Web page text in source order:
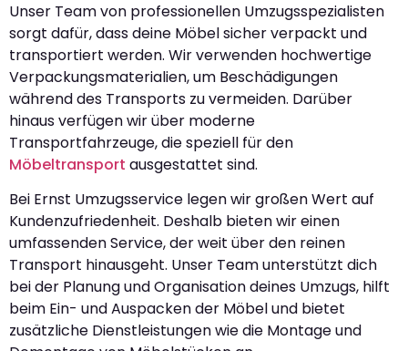
Unser Team von professionellen Umzugsspezialisten
sorgt dafür, dass deine Möbel sicher verpackt und
transportiert werden. Wir verwenden hochwertige
Verpackungsmaterialien, um Beschädigungen
während des Transports zu vermeiden. Darüber
hinaus verfügen wir über moderne
Transportfahrzeuge, die speziell für den
Möbeltransport ausgestattet sind.
Bei Ernst Umzugsservice legen wir großen Wert auf
Kundenzufriedenheit. Deshalb bieten wir einen
umfassenden Service, der weit über den reinen
Transport hinausgeht. Unser Team unterstützt dich
bei der Planung und Organisation deines Umzugs, hilft
beim Ein- und Auspacken der Möbel und bietet
zusätzliche Dienstleistungen wie die Montage und